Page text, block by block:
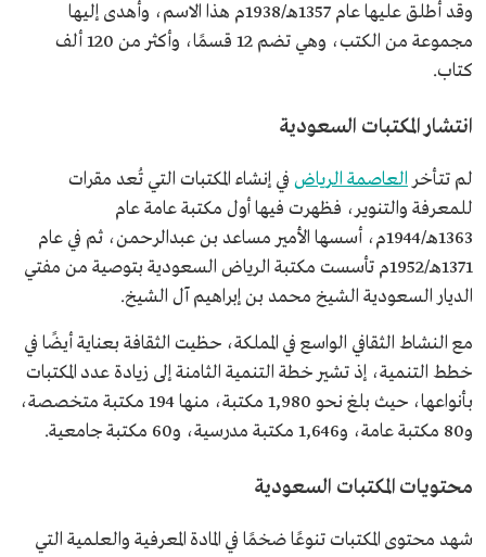
وقد أطلق عليها عام 1357هـ/1938م هذا الاسم، وأهدى إليها
مجموعة من الكتب، وهي تضم 12 قسمًا، وأكثر من 120 ألف
كتاب.
انتشار المكتبات السعودية
لم تتأخر العاصمة الرياض في إنشاء المكتبات التي تُعد مقرات
للمعرفة والتنوير، فظهرت فيها أول مكتبة عامة عام
1363هـ/1944م، أسسها الأمير مساعد بن عبدالرحمن، ثم في عام
1371هـ/1952م تأسست مكتبة الرياض السعودية بتوصية من مفتي
الديار السعودية الشيخ محمد بن إبراهيم آل الشيخ.
مع النشاط الثقافي الواسع في المملكة، حظيت الثقافة بعناية أيضًا في
خطط التنمية، إذ تشير خطة التنمية الثامنة إلى زيادة عدد المكتبات
بأنواعها، حيث بلغ نحو 1,980 مكتبة، منها 194 مكتبة متخصصة،
و80 مكتبة عامة، و1,646 مكتبة مدرسية، و60 مكتبة جامعية.
محتويات المكتبات السعودية
شهد محتوى المكتبات تنوعًا ضخمًا في المادة المعرفية والعلمية التي